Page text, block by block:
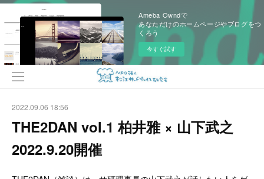
Ameba Owndで
あなただけのホームページやブログをつ
くろう
今すぐ試す
2022.09.06 18:56
THE2DAN vol.1 柏井雅 × 山下武之
2022.9.20開催